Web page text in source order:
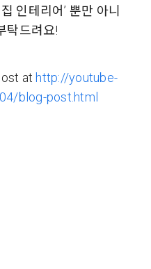
인테리어’ 뿐만 아니
탁드려요!
at http://youtube-
blog-post.html